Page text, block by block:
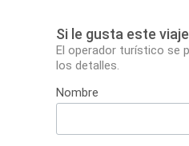
Si le gusta este
El operador turístico se
los detalles.
Nombre